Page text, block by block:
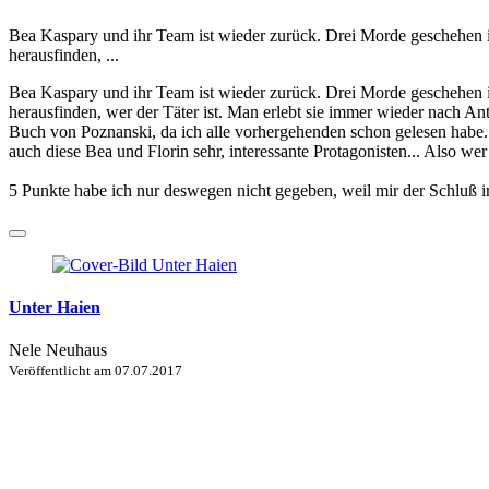
Bea Kaspary und ihr Team ist wieder zurück. Drei Morde
herausfinden, ...
Bea Kaspary und ihr Team ist wieder zurück. Drei Morde
herausfinden, wer der Täter ist. Man erlebt sie immer wieder nach
Buch von Poznanski, da ich alle vorhergehenden schon gelesen
auch diese Bea und Florin sehr, interessante Protagonisten... Also
5 Punkte habe ich nur deswegen nicht gegeben, weil mir der
Unter Haien
Nele Neuhaus
Veröffentlicht am 07.07.2017